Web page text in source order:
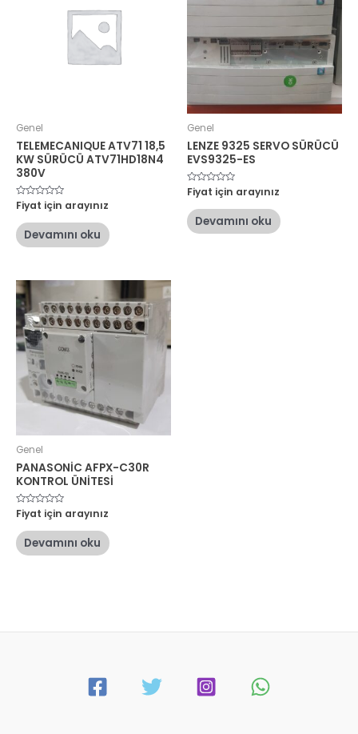
Genel
TELEMECANIQUE ATV71 18,5
KW SÜRÜCÜ ATV71HD18N4
380V
5
üzerinden
oy
aldı
Fiyat için arayınız
Devamını oku
Genel
LENZE 9325 SERVO SÜRÜCÜ
EVS9325-ES
5
üzerinden
oy
aldı
Fiyat için arayınız
Devamını oku
Genel
PANASONİC AFPX-C30R
KONTROL ÜNİTESİ
5
üzerinden
oy
aldı
Fiyat için arayınız
Devamını oku